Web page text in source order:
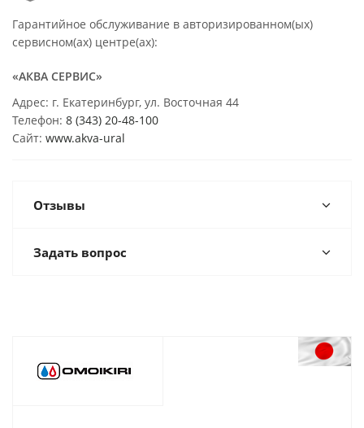
Гарантийное обслуживание в авторизированном(ых)
сервисном(ах) центре(ах):
«АКВА СЕРВИС»
Адрес: г. Екатеринбург, ул. Восточная 44
Телефон: 8 (343) 20-48-100
Сайт: www.akva-ural
Отзывы
Задать вопрос